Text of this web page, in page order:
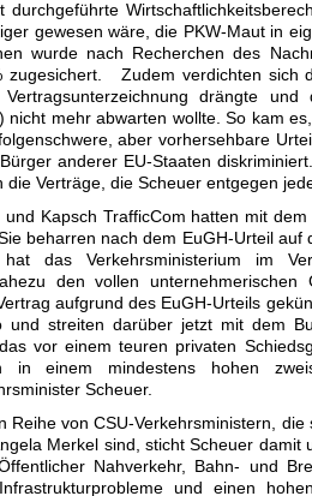
durchgeführte
gewesen wäre, die PKW-Maut in
wurde nach Recherchen des
zugesichert. Zudem verdichten sich
drängte
nicht mehr abwarten wollte. So kam
aber vorhersehbare
anderer EU-Staaten
die Verträge, die Scheuer entgegen
und Kapsch TrafficCom hatten mit
beharren nach dem EuGH-Urteil auf
hat das Verkehrsministerium im
den vollen
aufgrund des EuGH-Urteils
und streiten darüber jetzt mit dem
vor einem teuren privaten
in einem mindestens hohen
Scheuer.
Reihe von CSU-Verkehrsministern,
Merkel sind, sticht Scheuer
Nahverkehr, Bahn- und
und einen